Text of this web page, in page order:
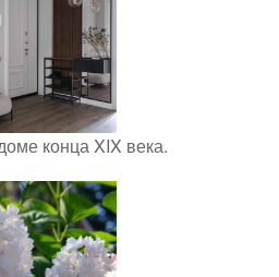
конца XIX века.